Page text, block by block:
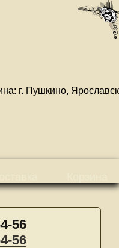
Пушкино, Ярославское
56
56